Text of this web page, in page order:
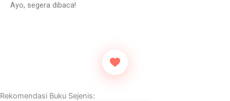
Ayo, segera dibaca!
Rekomendasi Buku Sejenis: